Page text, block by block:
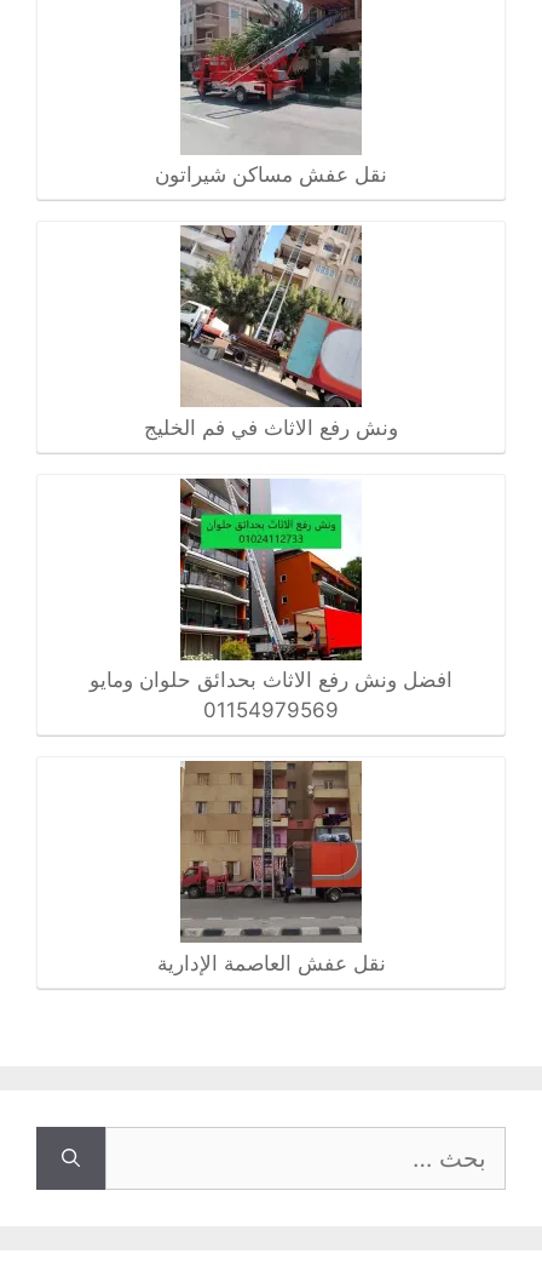
نقل عفش مساكن شيراتون
ونش رفع الاثاث في فم الخليج
افضل ونش رفع الاثاث بحدائق حلوان ومايو
01154979569
نقل عفش العاصمة الإدارية
عن: